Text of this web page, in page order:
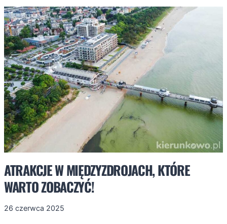
W
SARBINOWIE
I
OKOLICY
ATRAKCJE W MIĘDZYZDROJACH, KTÓRE
WARTO ZOBACZYĆ!
26 czerwca 2025